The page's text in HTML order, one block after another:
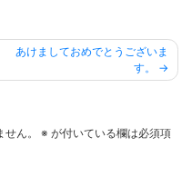
あけましておめでとうございま
す。
ん。 ※ が付いている欄は必須項